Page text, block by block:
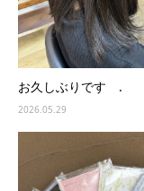
お久しぶりです .
2026.05.29